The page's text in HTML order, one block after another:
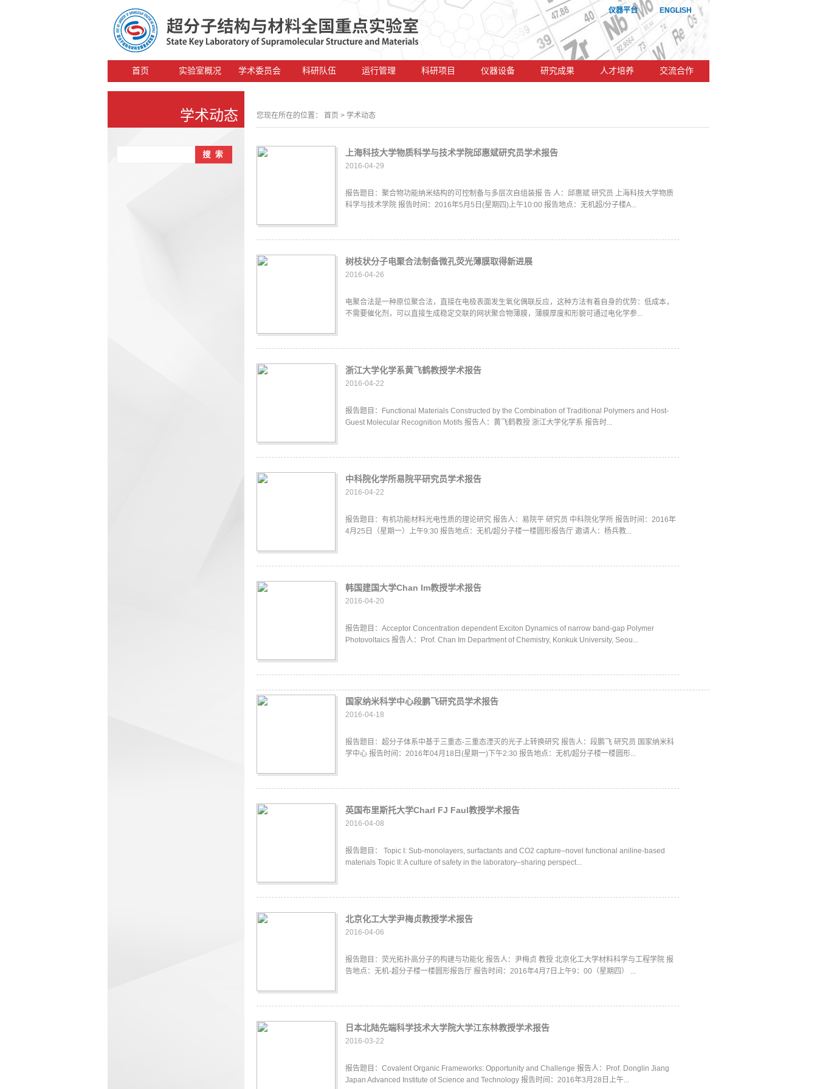
ENGLISH
仪器平台
首页 实验室概况 学术委员会 科研队伍 运行管理 科研项目 仪器设备 研究成果 人才培养 交流合作
学术动态 您现在所在的位置： 首页 > 学术动态
上海科技大学物质科学与技术学院邱惠斌研究员学术报告
2016-04-29
报告题目：聚合物功能纳米结构的可控制备与多层次自组装报 告 人：邱惠斌 研究员 上海科技大学物质
科学与技术学院 报告时间：2016年5月5日(星期四)上午10:00 报告地点：无机超/分子楼A...
树枝状分子电聚合法制备微孔荧光薄膜取得新进展
2016-04-26
电聚合法是一种原位聚合法，直接在电极表面发生氧化偶联反应，这种方法有着自身的优势：低成本，
不需要催化剂，可以直接生成稳定交联的网状聚合物薄膜，薄膜厚度和形貌可通过电化学参...
浙江大学化学系黄飞鹤教授学术报告
2016-04-22
报告题目：Functional Materials Constructed by the Combination of Traditional Polymers and Host-
Guest Molecular Recognition Motifs 报告人：黄飞鹤教授 浙江大学化学系 报告时...
中科院化学所易院平研究员学术报告
2016-04-22
报告题目：有机功能材料光电性质的理论研究 报告人：易院平 研究员 中科院化学所 报告时间：2016年
4月25日（星期一）上午9:30 报告地点：无机/超分子楼一楼圆形报告厅 邀请人：杨兵教...
韩国建国大学Chan Im教授学术报告
2016-04-20
报告题目：Acceptor Concentration dependent Exciton Dynamics of narrow band-gap Polymer
Photovoltaics 报告人：Prof. Chan Im Department of Chemistry, Konkuk University, Seou...
国家纳米科学中心段鹏飞研究员学术报告
2016-04-18
报告题目：超分子体系中基于三重态-三重态湮灭的光子上转换研究 报告人：段鹏飞 研究员 国家纳米科
学中心 报告时间：2016年04月18日(星期一)下午2:30 报告地点：无机/超分子楼一楼圆形...
英国布里斯托大学Charl FJ Faul教授学术报告
2016-04-08
报告题目： Topic I: Sub-monolayers, surfactants and CO2 capture–novel functional aniline-based
materials Topic II: A culture of safety in the laboratory–sharing perspect...
北京化工大学尹梅贞教授学术报告
2016-04-06
报告题目：荧光拓扑高分子的构建与功能化 报告人：尹梅贞 教授 北京化工大学材料科学与工程学院 报
告地点：无机-超分子楼一楼圆形报告厅 报告时间：2016年4月7日上午9：00（星期四） ...
日本北陆先端科学技术大学院大学江东林教授学术报告
2016-03-22
报告题目：Covalent Organic Frameworks: Opportunity and Challenge 报告人：Prof. Donglin Jiang
Japan Advanced Institute of Science and Technology 报告时间：2016年3月28日上午...